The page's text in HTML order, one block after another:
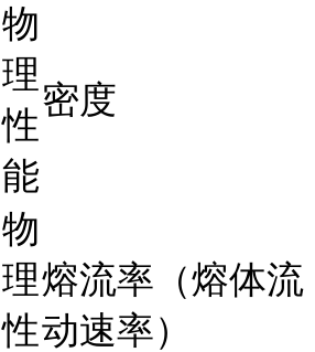
物
理
性
能
密度
物
理
性
熔流率（熔体流
动速率）